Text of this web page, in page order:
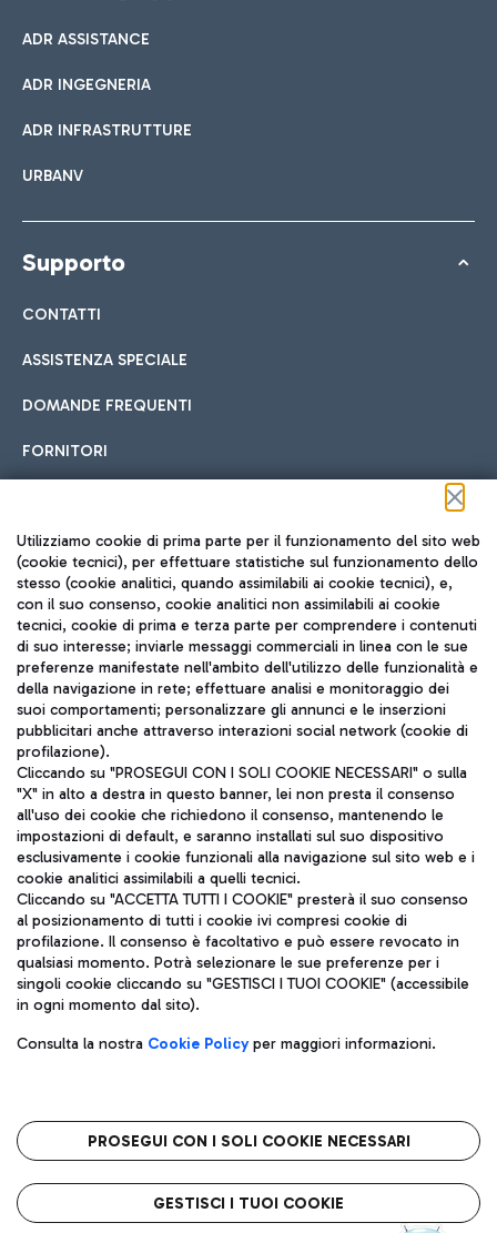
ADR ASSISTANCE
ADR INGEGNERIA
ADR INFRASTRUTTURE
URBANV
Supporto
CONTATTI
ASSISTENZA SPECIALE
DOMANDE FREQUENTI
FORNITORI
Seguici sui social
TRAVEL JOURNAL
ITA
Aeroporti di Roma S.p.A. - Società soggetta a direzione e
coordinamento di Mundys S.p.A.
Codice fiscale e Registro delle Imprese di Roma 13032990155 P.
IVA 06572251004
Capitale sociale 62.224.743,00 int. vers.
Sede legale: Via Pier Paolo Racchetti 1 - 00054 Fiumicino (RM)
telefono +39 06 65951
Privacy policy
Note legali
Roma FCO
L'aeroporto stellato
Utilizziamo cookie di prima parte per il funzionamento del sito web
(cookie tecnici), per effettuare statistiche sul funzionamento dello
stesso (cookie analitici, quando assimilabili ai cookie tecnici), e,
con il suo consenso, cookie analitici non assimilabili ai cookie
tecnici, cookie di prima e terza parte per comprendere i contenuti
di suo interesse; inviarle messaggi commerciali in linea con le sue
preferenze manifestate nell'ambito dell'utilizzo delle funzionalità e
della navigazione in rete; effettuare analisi e monitoraggio dei
suoi comportamenti; personalizzare gli annunci e le inserzioni
pubblicitari anche attraverso interazioni social network (cookie di
profilazione).
Cliccando su "PROSEGUI CON I SOLI COOKIE NECESSARI" o sulla
"X" in alto a destra in questo banner, lei non presta il consenso
all'uso dei cookie che richiedono il consenso, mantenendo le
impostazioni di default, e saranno installati sul suo dispositivo
esclusivamente i cookie funzionali alla navigazione sul sito web e i
cookie analitici assimilabili a quelli tecnici.
Cliccando su "ACCETTA TUTTI I COOKIE" presterà il suo consenso
al posizionamento di tutti i cookie ivi compresi cookie di
profilazione. Il consenso è facoltativo e può essere revocato in
qualsiasi momento. Potrà selezionare le sue preferenze per i
singoli cookie cliccando su "GESTISCI I TUOI COOKIE" (accessibile
in ogni momento dal sito).
Consulta la nostra Cookie Policyper maggiori informazioni.
PROSEGUI CON I SOLI COOKIE NECESSARI
GESTISCI I TUOI COOKIE